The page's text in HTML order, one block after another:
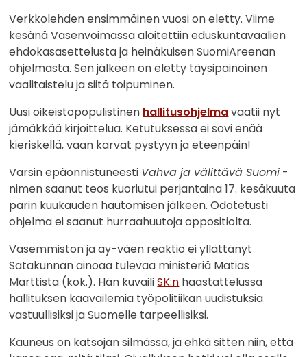
Verkkolehden ensimmäinen vuosi on eletty. Viime
kesänä Vasenvoimassa aloitettiin eduskuntavaalien
ehdokasasettelusta ja heinäkuisen SuomiAreenan
ohjelmasta. Sen jälkeen on eletty täysipainoinen
vaalitaistelu ja siitä toipuminen.
Uusi oikeistopopulistinen hallitusohjelmavaatii nyt
jämäkkää kirjoittelua. Ketutuksessa ei sovi enää
kieriskellä, vaan karvat pystyyn ja eteenpäin!
Varsin epäonnistuneesti Vahva ja välittävä Suomi -
nimen saanut teos kuoriutui perjantaina 17. kesäkuuta
parin kuukauden hautomisen jälkeen. Odotetusti
ohjelma ei saanut hurraahuutoja oppositiolta.
Vasemmiston ja ay-väen reaktio ei yllättänyt
Satakunnan ainoaa tulevaa ministeriä Matias
Marttista (kok.). Hän kuvailiSK:n haastattelussa
hallituksen kaavailemia työpolitiikan uudistuksia
vastuullisiksi ja Suomelle tarpeellisiksi.
Kauneus on katsojan silmässä, ja ehkä sitten niin, että